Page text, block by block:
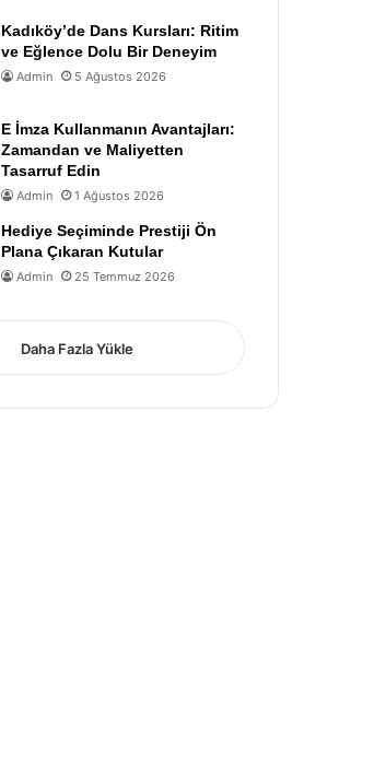
Kadıköy’de Dans Kursları: Ritim
ve Eğlence Dolu Bir Deneyim
Admin 5 Ağustos 2026
E İmza Kullanmanın Avantajları:
Zamandan ve Maliyetten
Tasarruf Edin
Admin 1 Ağustos 2026
Hediye Seçiminde Prestiji Ön
Plana Çıkaran Kutular
Admin 25 Temmuz 2026
Daha Fazla Yükle